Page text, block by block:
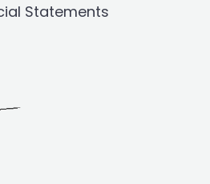
Statements